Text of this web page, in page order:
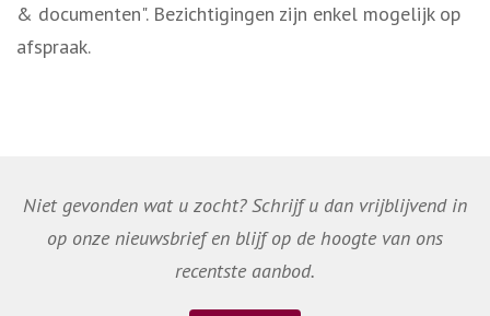
& documenten". Bezichtigingen zijn enkel mogelijk op
afspraak.
Niet gevonden wat u zocht? Schrijf u dan vrijblijvend in
op onze nieuwsbrief en blijf op de hoogte van ons
recentste aanbod.